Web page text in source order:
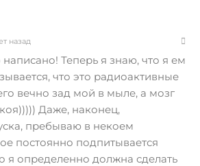
назад
Теперь я знаю, что я ем
что это радиоактивные
вечно зад мой в мыле, а мозг
Даже, наконец,
пребываю в некоем
постоянно подпитывается
я определенно должна сделать